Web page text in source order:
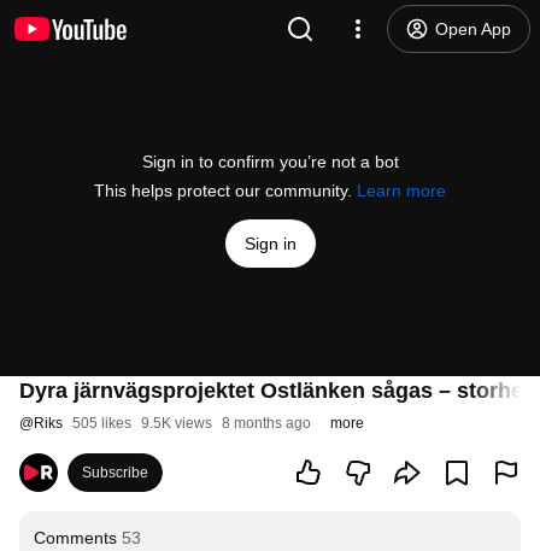
Open App
Sign in to confirm you’re not a bot
This helps protect our community. Learn more
Sign in
Dyra järnvägsprojektet Ostlänken sågas –
@Riks 505 likes 9.5K views 8 months ago more
Subscribe
Comments 53